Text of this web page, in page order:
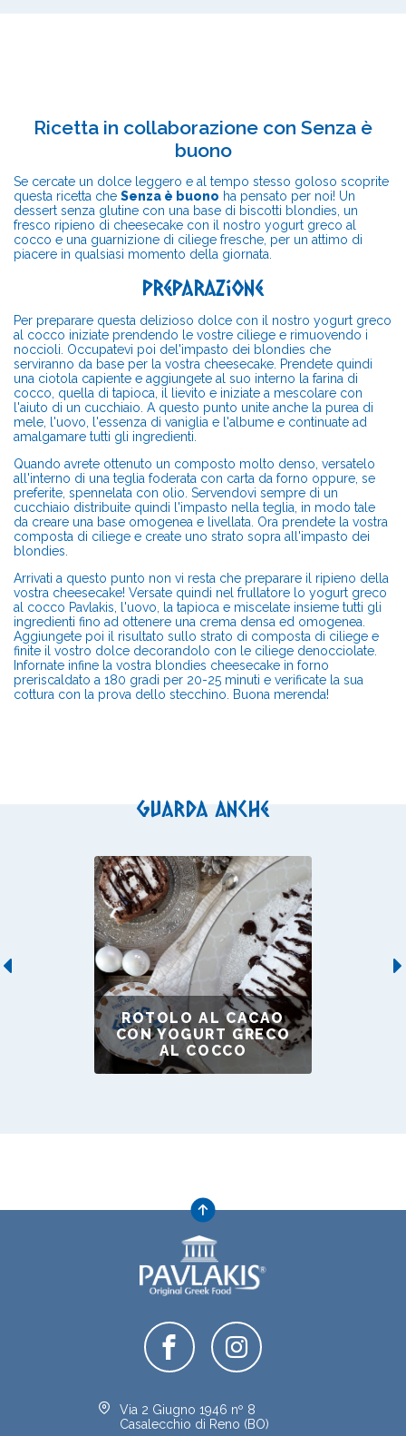
Ricetta in collaborazione con Senza è
buono
Se cercate un dolce leggero e al tempo stesso goloso scoprite
questa ricetta che Senza è buono ha pensato per noi! Un
dessert senza glutine con una base di biscotti blondies, un
fresco ripieno di cheesecake con il nostro yogurt greco al
cocco e una guarnizione di ciliege fresche, per un attimo di
piacere in qualsiasi momento della giornata.
Preparazione
Per preparare questa delizioso dolce con il nostro yogurt greco
al cocco iniziate prendendo le vostre ciliege e rimuovendo i
noccioli. Occupatevi poi del'impasto dei blondies che
serviranno da base per la vostra cheesecake. Prendete quindi
una ciotola capiente e aggiungete al suo interno la farina di
cocco, quella di tapioca, il lievito e iniziate a mescolare con
l'aiuto di un cucchiaio. A questo punto unite anche la purea di
mele, l'uovo, l'essenza di vaniglia e l'albume e continuate ad
amalgamare tutti gli ingredienti.
Quando avrete ottenuto un composto molto denso, versatelo
all'interno di una teglia foderata con carta da forno oppure, se
preferite, spennelata con olio. Servendovi sempre di un
cucchiaio distribuite quindi l'impasto nella teglia, in modo tale
da creare una base omogenea e livellata. Ora prendete la vostra
composta di ciliege e create uno strato sopra all'impasto dei
blondies.
Arrivati a questo punto non vi resta che preparare il ripieno della
vostra cheesecake! Versate quindi nel frullatore lo yogurt greco
al cocco Pavlakis, l'uovo, la tapioca e miscelate insieme tutti gli
ingredienti fino ad ottenere una crema densa ed omogenea.
Aggiungete poi il risultato sullo strato di composta di ciliege e
finite il vostro dolce decorandolo con le ciliege denocciolate.
Infornate infine la vostra blondies cheesecake in forno
preriscaldato a 180 gradi per 20-25 minuti e verificate la sua
cottura con la prova dello stecchino. Buona merenda!
Guarda anche
Previous
ROTOLO AL CACAO
CON YOGURT GRECO
AL COCCO
Via 2 Giugno 1946 nº 8
Casalecchio di Reno (BO)